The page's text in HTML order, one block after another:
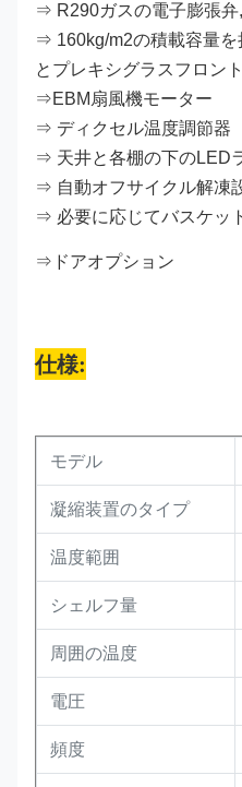
⇒ R290ガスの電子膨張弁
⇒ 160kg/m2の積載容量
とプレキシグラスフロン
⇒EBM扇風機モーター
⇒ ディクセル温度調節器
⇒ 天井と各棚の下のLED
⇒ 自動オフサイクル解凍
⇒ 必要に応じてバスケッ
⇒ドアオプション
仕様:
モデル
凝縮装置のタイプ
温度範囲
シェルフ量
周囲の温度
電圧
頻度